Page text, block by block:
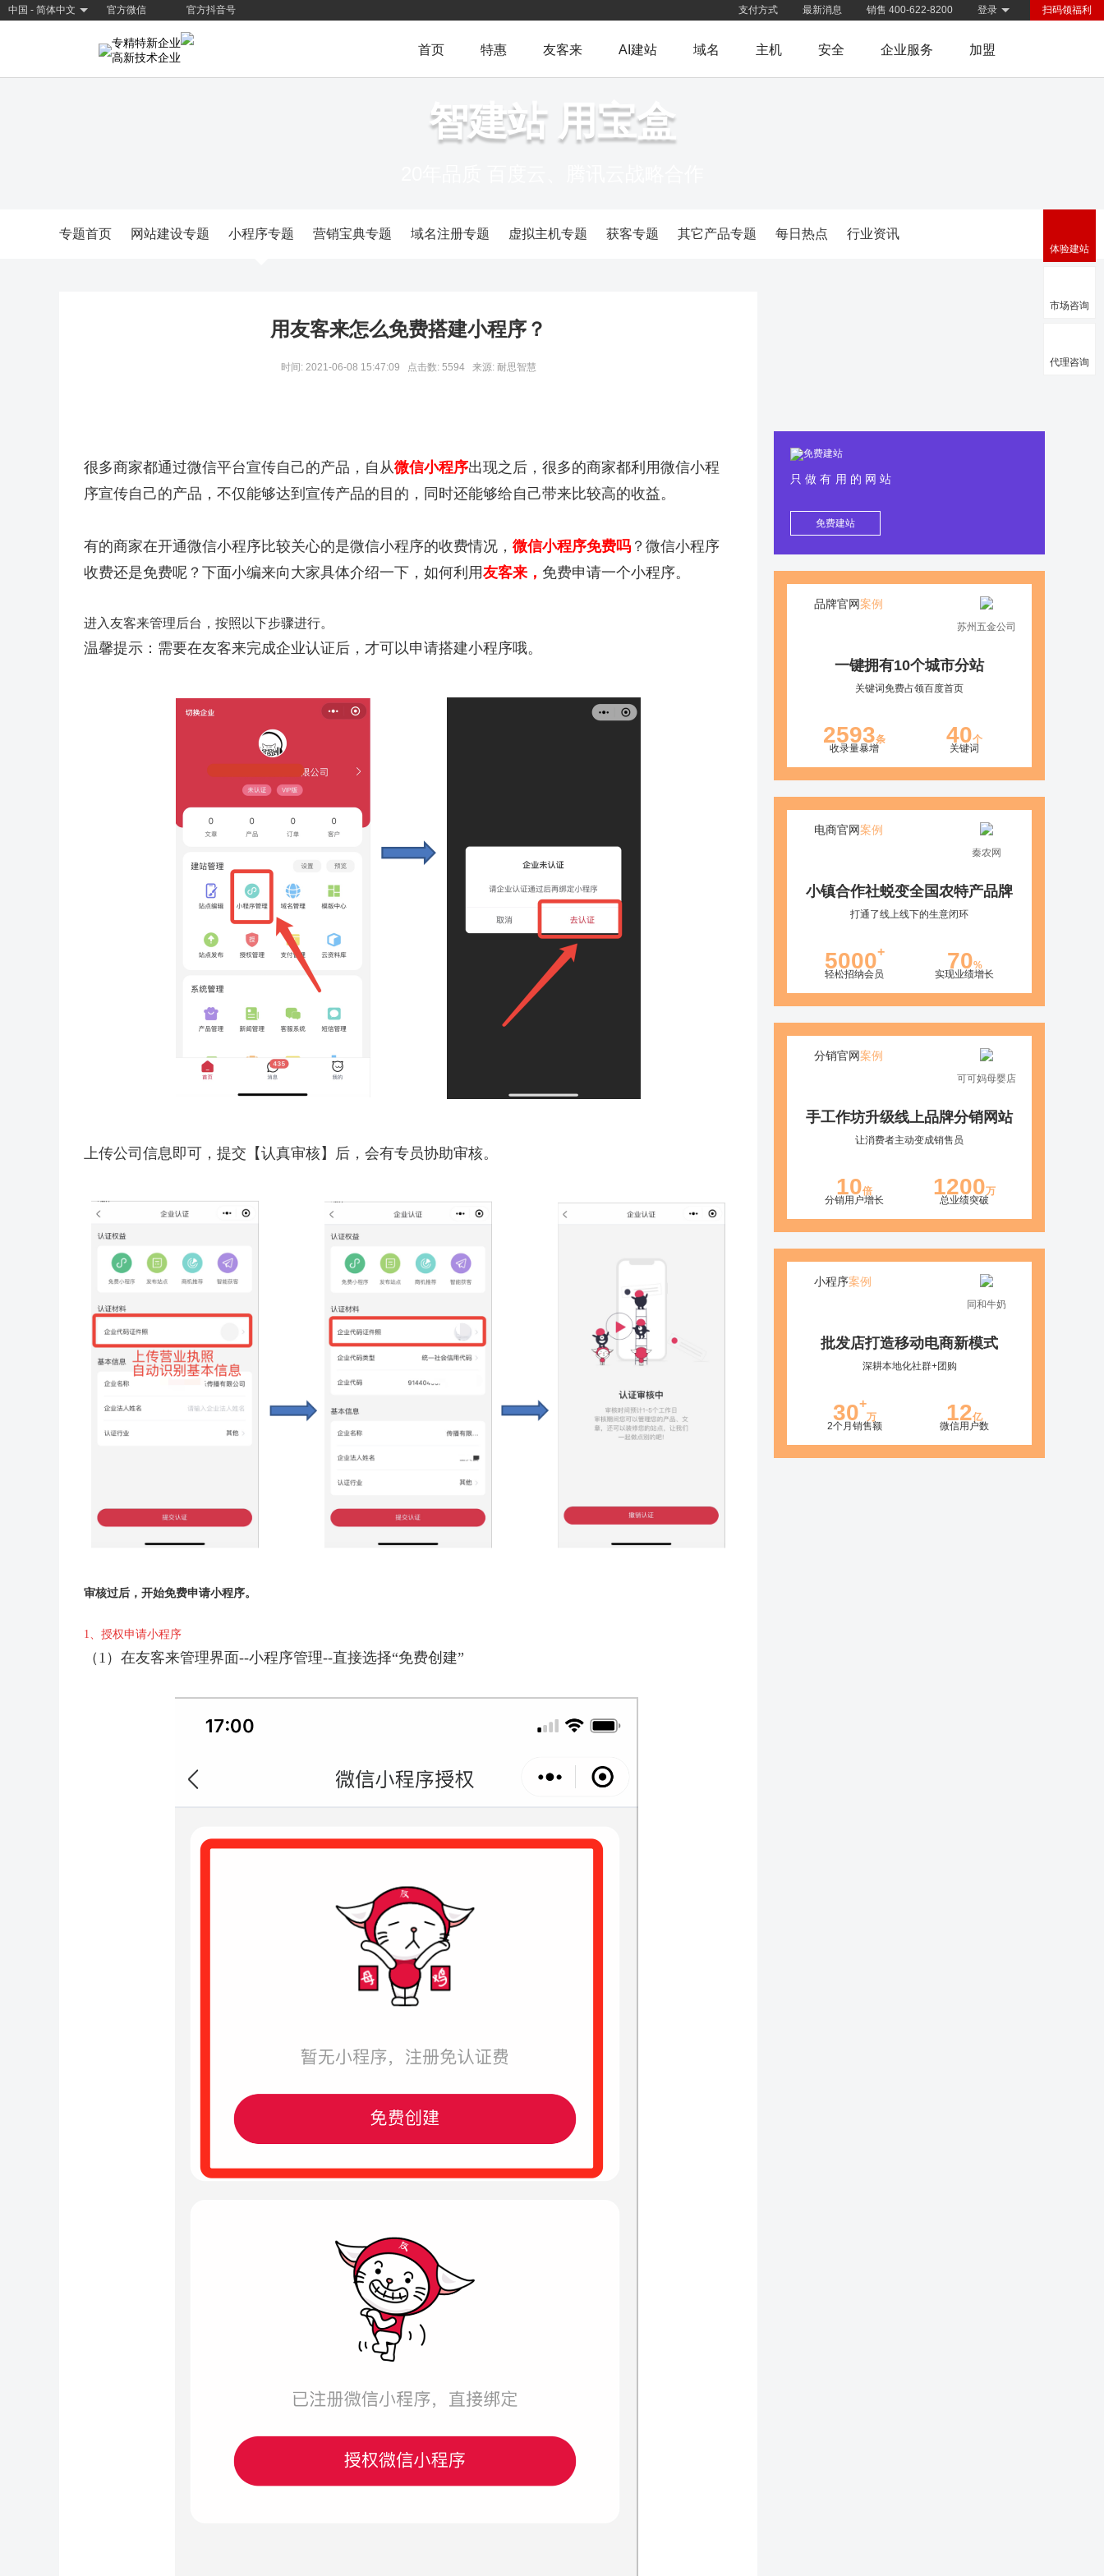
中国 - 简体中文 官方微信 官方抖音号 扫码领福利
登录
销售 400-622-8200
最新消息
支付方式
专精特新企业
高新技术企业
首页 特惠 友客来 AI建站 域名 主机 安全 企业服务 加盟
智建站 用宝盒
专题首页 网站建设专题 小程序专题 营销宝典专题 域名注册专题 虚拟主机专题 获客专题 其它产品专题 每日热点 行业资讯
用友客来怎么免费搭建小程序？
时间: 2021-06-08 15:47:09 点击数: 5594 来源: 耐思智慧
很多商家都通过微信平台宣传自己的产品，自从微信小程序出现之后，很多的商家都利用微信小程
序宣传自己的产品，不仅能够达到宣传产品的目的，同时还能够给自己带来比较高的收益。
有的商家在开通微信小程序比较关心的是微信小程序的收费情况， 微信小程序免费吗 ？微信小程序
收费还是免费呢？下面小编来向大家具体介绍一下，如何利用友客来， 免费申请一个小程序。
进入友客来管理后台，按照以下步骤进行。
温馨提示：需要在友客来完成企业认证后，才可以申请搭建小程序哦。
上传公司信息即可，提交【认真审核】后，会有专员协助审核。
审核过后，开始免费申请小程序。
1、授权申请小程序
（1）在友客来管理界面--小程序管理--直接选择“免费创建”
只做有用的网站
免费建站
品牌官网案例
苏州五金公司
一键拥有10个城市分站
关键词免费占领百度首页
2593条
收录量暴增
40个
关键词
电商官网案例
秦农网
小镇合作社蜕变全国农特产品牌
打通了线上线下的生意闭环
5000+
轻松招纳会员
70%
实现业绩增长
分销官网案例
可可妈母婴店
手工作坊升级线上品牌分销网站
让消费者主动变成销售员
10倍
分销用户增长
1200万
总业绩突破
小程序案例
同和牛奶
批发店打造移动电商新模式
深耕本地化社群+团购
30+
万
2个月销售额
12亿
微信用户数
体验建站
市场咨询
代理咨询